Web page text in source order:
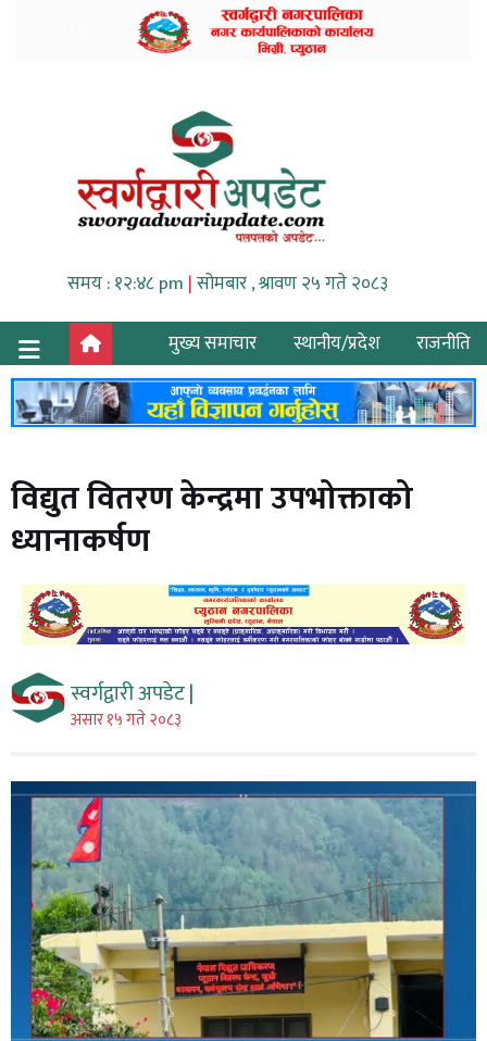
समय : १२:४८ pm |सोमबार , श्रावण २५ गते २०८३
मुख्य समाचार
स्थानीय/प्रदेश राजनीति
विद्युत वितरण केन्द्रमा उपभोक्ताको
ध्यानाकर्षण
स्वर्गद्वारी अपडेट |
असार १५ गते २०८३